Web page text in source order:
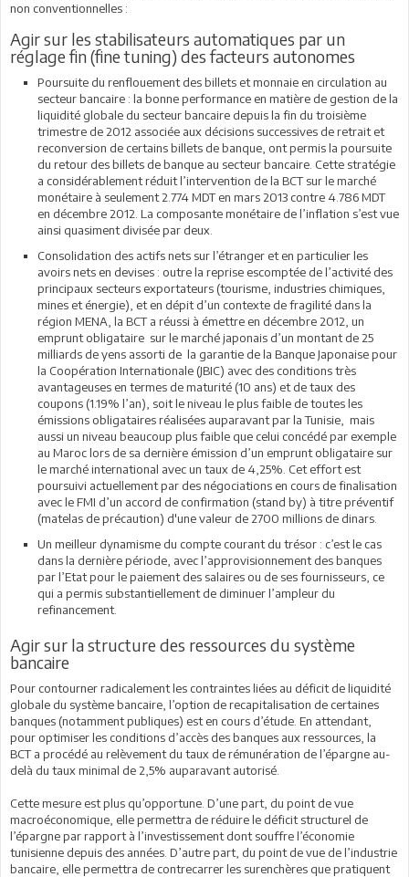
non conventionnelles :
Agir sur les stabilisateurs automatiques par un
réglage fin (fine tuning) des facteurs autonomes
Poursuite du renflouement des billets et monnaie en circulation au
secteur bancaire : la bonne performance en matière de gestion de la
liquidité globale du secteur bancaire depuis la fin du troisième
trimestre de 2012 associée aux décisions successives de retrait et
reconversion de certains billets de banque, ont permis la poursuite
du retour des billets de banque au secteur bancaire. Cette stratégie
a considérablement réduit l’intervention de la BCT sur le marché
monétaire à seulement 2.774 MDT en mars 2013 contre 4.786 MDT
en décembre 2012. La composante monétaire de l’inflation s’est vue
ainsi quasiment divisée par deux.
Consolidation des actifs nets sur l’étranger et en particulier les
avoirs nets en devises : outre la reprise escomptée de l’activité des
principaux secteurs exportateurs (tourisme, industries chimiques,
mines et énergie), et en dépit d’un contexte de fragilité dans la
région MENA, la BCT a réussi à émettre en décembre 2012, un
emprunt obligataire sur le marché japonais d’un montant de 25
milliards de yens assorti de la garantie de la Banque Japonaise pour
la Coopération Internationale (JBIC) avec des conditions très
avantageuses en termes de maturité (10 ans) et de taux des
coupons (1.19% l’an), soit le niveau le plus faible de toutes les
émissions obligataires réalisées auparavant par la Tunisie, mais
aussi un niveau beaucoup plus faible que celui concédé par exemple
au Maroc lors de sa dernière émission d’un emprunt obligataire sur
le marché international avec un taux de 4,25%. Cet effort est
poursuivi actuellement par des négociations en cours de finalisation
avec le FMI d’un accord de confirmation (stand by) à titre préventif
(matelas de précaution) d'une valeur de 2700 millions de dinars.
Un meilleur dynamisme du compte courant du trésor : c’est le cas
dans la dernière période, avec l’approvisionnement des banques
par l’Etat pour le paiement des salaires ou de ses fournisseurs, ce
qui a permis substantiellement de diminuer l’ampleur du
refinancement.
Agir sur la structure des ressources du système
bancaire
Pour contourner radicalement les contraintes liées au déficit de liquidité
globale du système bancaire, l’option de recapitalisation de certaines
banques (notamment publiques) est en cours d’étude. En attendant,
pour optimiser les conditions d’accès des banques aux ressources, la
BCT a procédé au relèvement du taux de rémunération de l’épargne au-
delà du taux minimal de 2,5% auparavant autorisé.
Cette mesure est plus qu’opportune. D’une part, du point de vue
macroéconomique, elle permettra de réduire le déficit structurel de
l’épargne par rapport à l’investissement dont souffre l’économie
tunisienne depuis des années. D’autre part, du point de vue de l’industrie
bancaire, elle permettra de contrecarrer les surenchères que pratiquent